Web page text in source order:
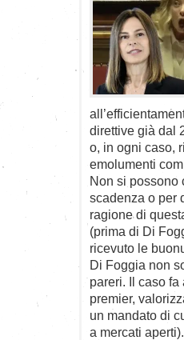
direttive già dal
o, in ogni caso,
emolumenti
Non si possono
scadenza o per
ragione di
(prima di Di
ricevuto le
Di Foggia non
pareri. Il caso
premier,
un mandato di
a mercati aperti).